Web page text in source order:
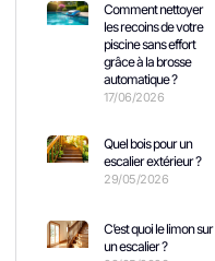
Comment nettoyer
les recoins de votre
piscine sans effort
grâce à la brosse
automatique ?
17/06/2026
Quel bois pour un
escalier extérieur ?
29/05/2026
C’est quoi le limon sur
un escalier ?